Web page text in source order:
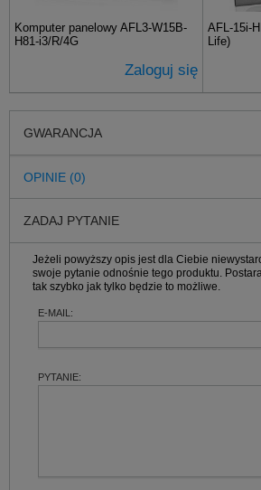
Komputer panelowy AFL3-W15B-
H81-i3/R/4G
Zaloguj się
AFL-15i-
Life)
GWARANCJA
OPINIE (0)
ZADAJ PYTANIE
Jeżeli powyższy opis jest dla Ciebie
swoje pytanie odnośnie tego produktu.
tak szybko jak tylko będzie to możliwe.
E-MAIL:
PYTANIE: